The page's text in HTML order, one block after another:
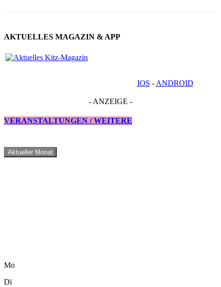
AKTUELLES MAGAZIN & APP
IOS - ANDROID
- ANZEIGE -
VERANSTALTUNGEN / WEITERE
Aktueller Monat
Mo
Di